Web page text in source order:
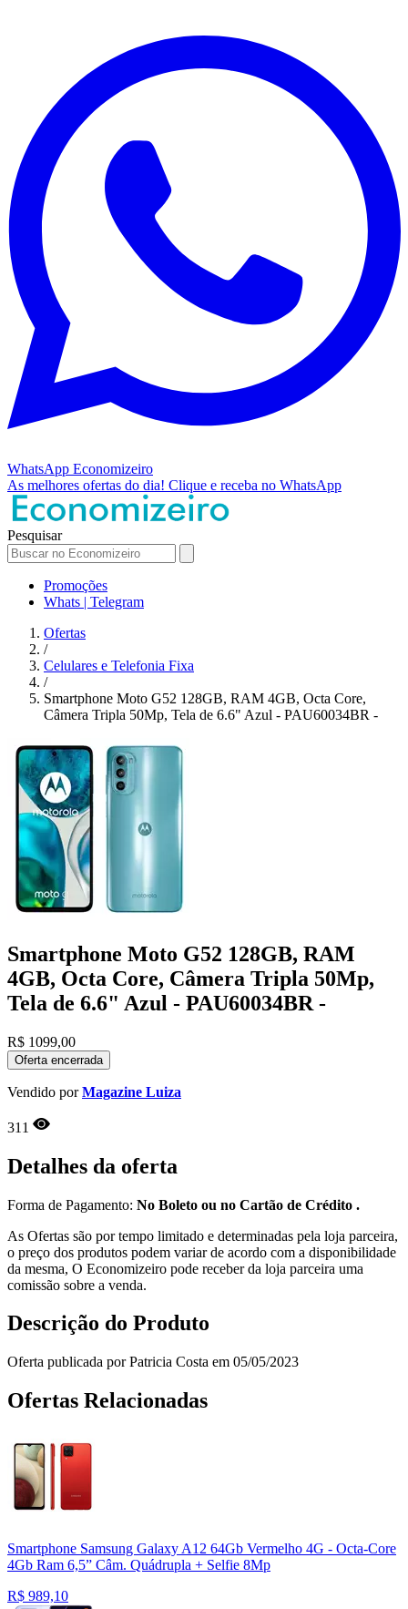
WhatsApp Economizeiro
As melhores ofertas do dia! Clique e receba no WhatsApp
Pesquisar
Promoções
Whats | Telegram
Ofertas
/
Celulares e Telefonia Fixa
/
Smartphone Moto G52 128GB, RAM 4GB, Octa Core,
Câmera Tripla 50Mp, Tela de 6.6" Azul - PAU60034BR -
Smartphone Moto G52 128GB, RAM
4GB, Octa Core, Câmera Tripla 50Mp,
Tela de 6.6" Azul - PAU60034BR -
R$ 1099,00
Oferta encerrada
Vendido porMagazine Luiza
311
Detalhes da oferta
Forma de Pagamento: No Boleto ou no Cartão de Crédito .
As Ofertas são por tempo limitado e determinadas pela loja parceira,
o preço dos produtos podem variar de acordo com a disponibilidade
da mesma, O Economizeiro pode receber da loja parceira uma
comissão sobre a venda.
Descrição do Produto
Oferta publicada por Patricia Costa em 05/05/2023
Ofertas Relacionadas
Smartphone Samsung Galaxy A12 64Gb Vermelho 4G - Octa-Core
4Gb Ram 6,5” Câm. Quádrupla + Selfie 8Mp
R$ 989,10